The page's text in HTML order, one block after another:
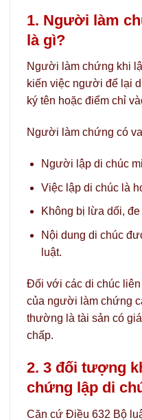
1. Người làm
là gì?
Người làm chứng khi
kiến việc người để lại
ký tên hoặc điểm chỉ
Người làm chứng có
Người lập di chúc
Việc lập di chúc là
Không bị lừa dối,
Nội dung di chúc
luật.
Đối với các di chúc
của người làm chứng
thường là tài sản có
chấp.
2. 3 đối tượng
chứng lập di
Căn cứ Điều 632 Bộ